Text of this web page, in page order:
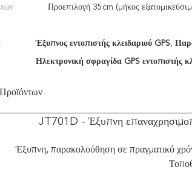
Προεπιλογή 35cm (μήκος
Έξυπνος εντοπιστής κλειδαριού GPS,
Ηλεκτρονική σφραγίδα GPS εντοπιστής
JT701D - Έξυπνη
Έξυπνη, παρακολούθηση σε πραγματικό